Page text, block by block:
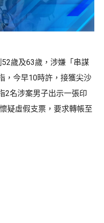
歲及63歲，涉嫌「串謀
，今早10時許，接獲尖沙
2名涉案男子出示一張印
疑虛假支票，要求轉帳至